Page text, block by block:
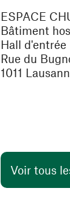
ESPACE
Bâtiment
Hall d'entrée
Rue du
1011
Voir tous